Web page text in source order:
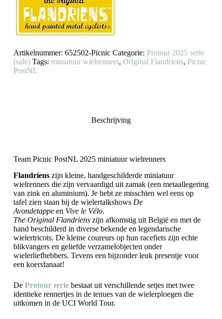
aantal
Artikelnummer: 652502-Picnic Categorie: Protour 2025 serie
(sale) Tags: miniatuur wielrenners, Original Flandriens, Picnic
PostNL
Beschrijving
Team Picnic PostNL 2025 miniatuur wielrenners
Flandrienszijn kleine, handgeschilderde miniatuur
wielrenners die zijn vervaardigd uit zamak (een metaallegering
van zink en aluminium). Je hebt ze misschien wel eens op
tafel zien staan bij de wielertalkshows De
Avondetappeen Vive le Vélo.
The Original Flandrienszijn afkomstig uit België en met de
hand beschilderd in diverse bekende en legendarische
wielertricots. De kleine coureurs op hun racefiets zijn echte
blikvangers en geliefde verzamelobjecten onder
wielerliefhebbers. Tevens een bijzonder leuk presentje voor
een koersfanaat!
De Protour seriebestaat uit verschillende setjes met twee
identieke rennertjes in de tenues van de wielerploegen die
uitkomen in de UCI World Tour.